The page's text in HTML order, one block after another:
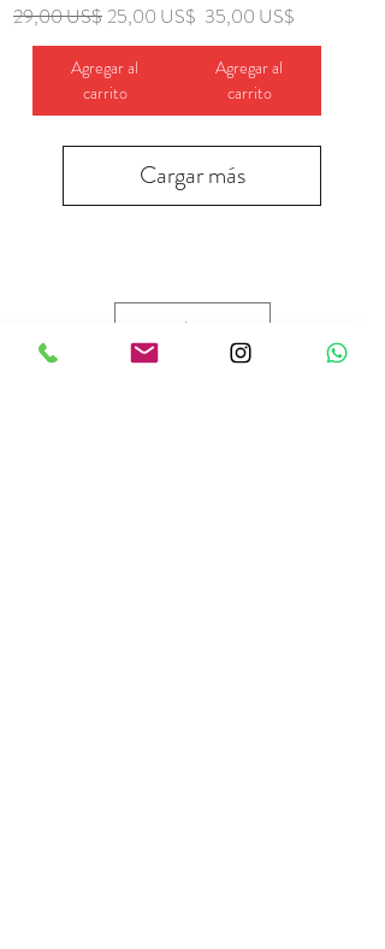
Precio
29,00 US$ Precio de oferta
25,00 US$
Agregar al
carrito
Precio
35,00 US$
Agregar al
carrito
Cargar más
USD ($)